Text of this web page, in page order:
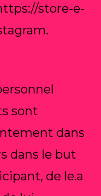
store-e-
sont
dans
dans le but
de le.a